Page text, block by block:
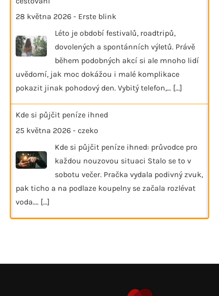
28 května 2026 - Erste blink
Léto je období festivalů, roadtripů,
dovolených a spontánních výletů. Právě
během podobných akcí si ale mnoho lidí
uvědomí, jak moc dokážou i malé komplikace
pokazit jinak pohodový den. Vybitý telefon,… [...]
Kde si půjčit peníze ihned
25 května 2026 - czeko
Kde si půjčit peníze ihned: průvodce pro
každou nouzovou situaci Stalo se to v
sobotu večer. Pračka vydala podivný zvuk,
pak ticho a na podlaze koupelny se začala rozlévat
voda.… [...]